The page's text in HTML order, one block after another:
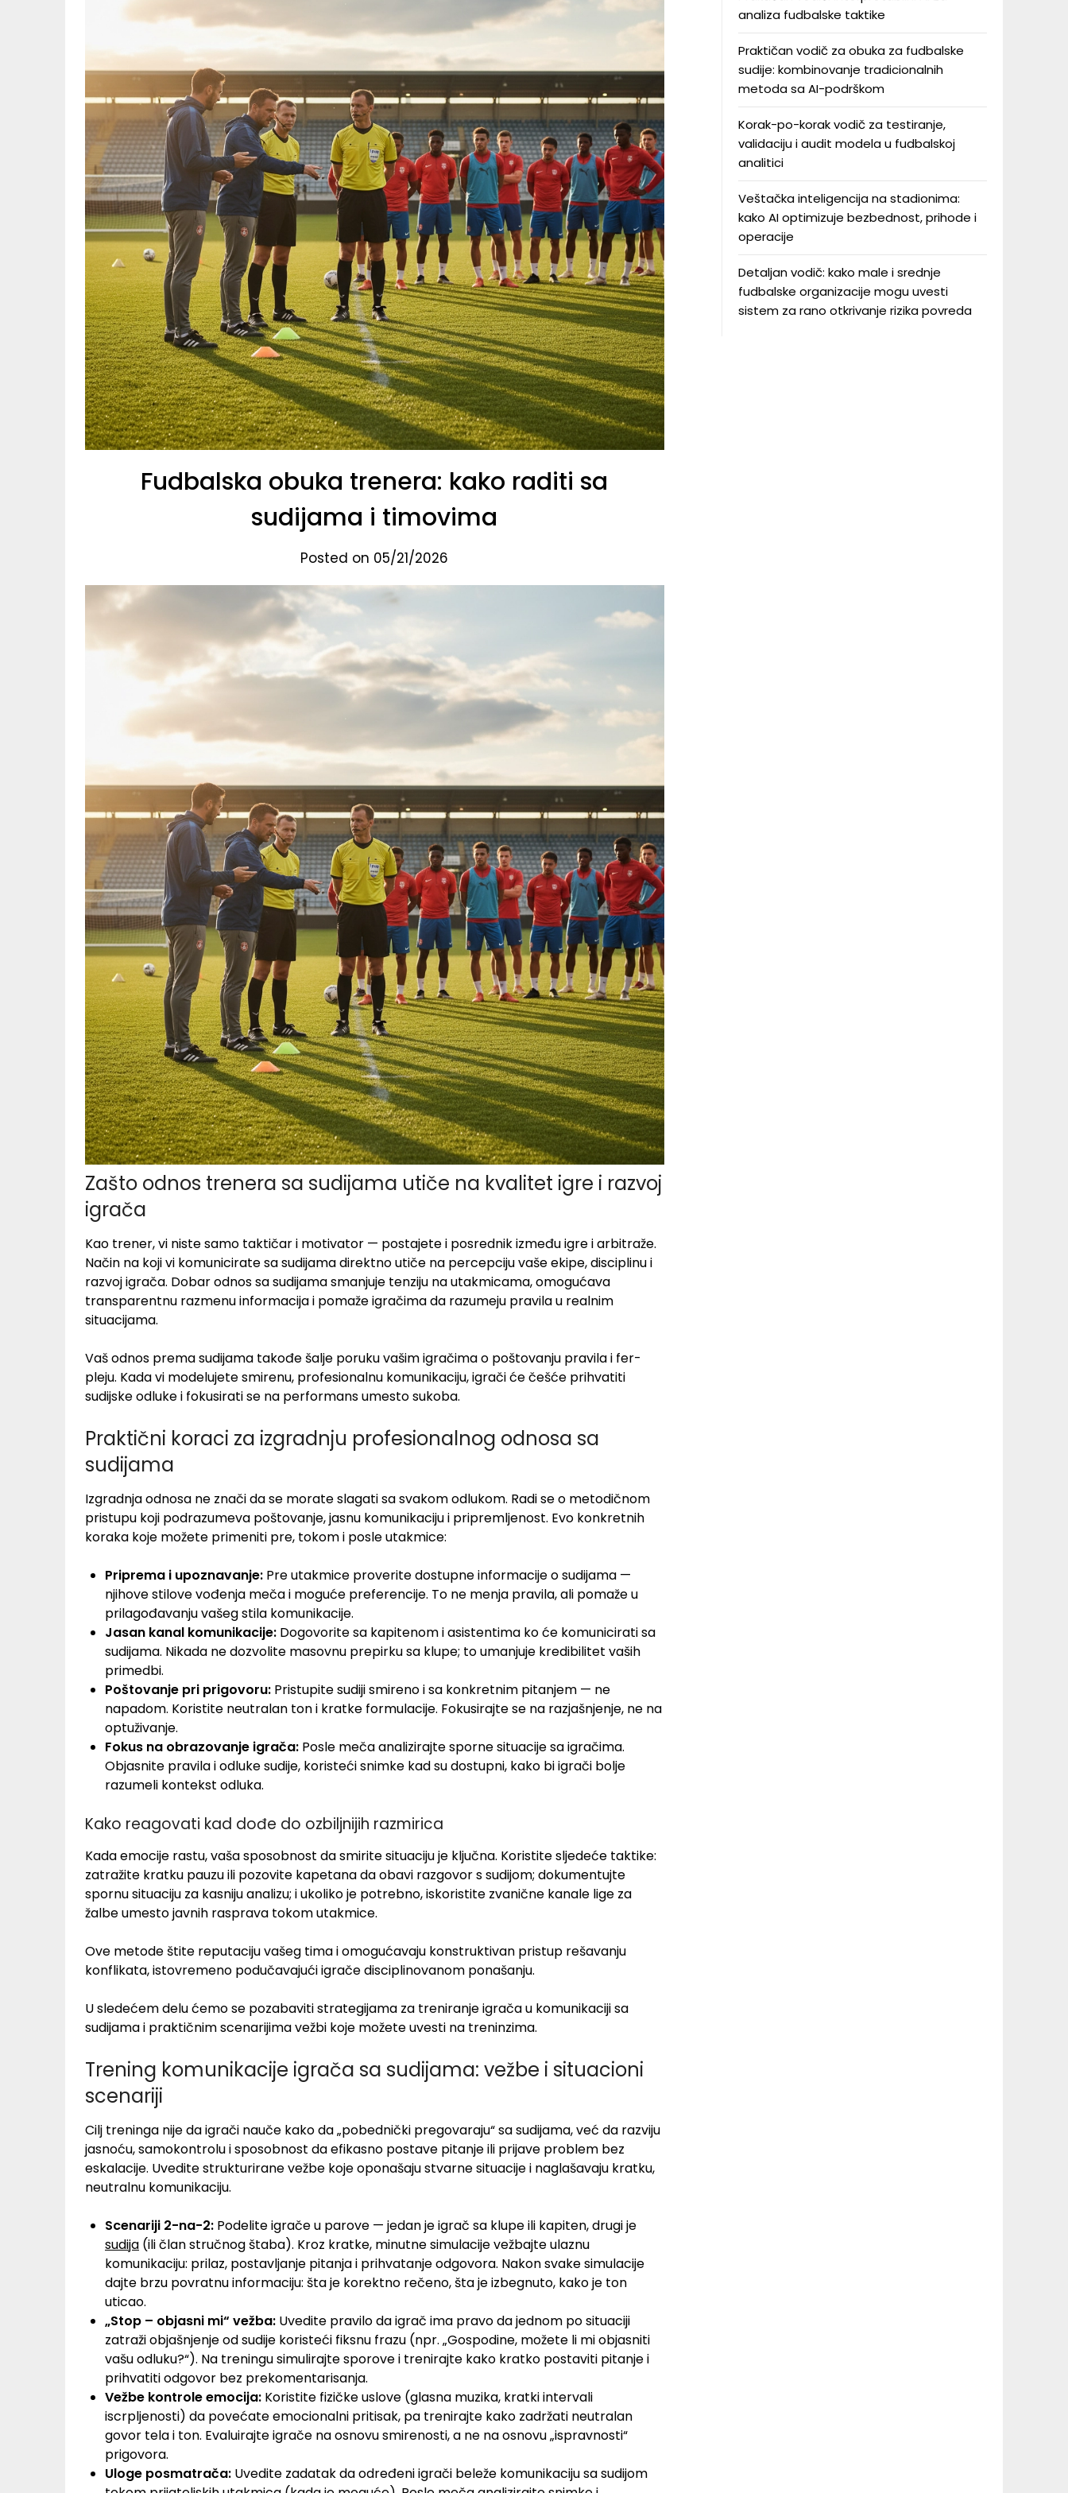
Fudbalska obuka trenera: kako raditi sa
sudijama i timovima
Posted on 05/21/2026
Zašto odnos trenera sa sudijama utiče na kvalitet igre i razvoj
igrača
Kao trener, vi niste samo taktičar i motivator — postajete i posrednik između igre i arbitraže.
Način na koji vi komunicirate sa sudijama direktno utiče na percepciju vaše ekipe, disciplinu i
razvoj igrača. Dobar odnos sa sudijama smanjuje tenziju na utakmicama, omogućava
transparentnu razmenu informacija i pomaže igračima da razumeju pravila u realnim
situacijama.
Vaš odnos prema sudijama takođe šalje poruku vašim igračima o poštovanju pravila i fer-
pleju. Kada vi modelujete smirenu, profesionalnu komunikaciju, igrači će češće prihvatiti
sudijske odluke i fokusirati se na performans umesto sukoba.
Praktični koraci za izgradnju profesionalnog odnosa sa
sudijama
Izgradnja odnosa ne znači da se morate slagati sa svakom odlukom. Radi se o metodičnom
pristupu koji podrazumeva poštovanje, jasnu komunikaciju i pripremljenost. Evo konkretnih
koraka koje možete primeniti pre, tokom i posle utakmice:
Priprema i upoznavanje: Pre utakmice proverite dostupne informacije o sudijama —
njihove stilove vođenja meča i moguće preferencije. To ne menja pravila, ali pomaže u
prilagođavanju vašeg stila komunikacije.
Jasan kanal komunikacije: Dogovorite sa kapitenom i asistentima ko će komunicirati sa
sudijama. Nikada ne dozvolite masovnu prepirku sa klupe; to umanjuje kredibilitet vaših
primedbi.
Poštovanje pri prigovoru: Pristupite sudiji smireno i sa konkretnim pitanjem — ne
napadom. Koristite neutralan ton i kratke formulacije. Fokusirajte se na razjašnjenje, ne na
optuživanje.
Fokus na obrazovanje igrača: Posle meča analizirajte sporne situacije sa igračima.
Objasnite pravila i odluke sudije, koristeći snimke kad su dostupni, kako bi igrači bolje
razumeli kontekst odluka.
Kako reagovati kad dođe do ozbiljnijih razmirica
Kada emocije rastu, vaša sposobnost da smirite situaciju je ključna. Koristite sljedeće taktike:
zatražite kratku pauzu ili pozovite kapetana da obavi razgovor s sudijom; dokumentujte
spornu situaciju za kasniju analizu; i ukoliko je potrebno, iskoristite zvanične kanale lige za
žalbe umesto javnih rasprava tokom utakmice.
Ove metode štite reputaciju vašeg tima i omogućavaju konstruktivan pristup rešavanju
konflikata, istovremeno podučavajući igrače disciplinovanom ponašanju.
U sledećem delu ćemo se pozabaviti strategijama za treniranje igrača u komunikaciji sa
sudijama i praktičnim scenarijima vežbi koje možete uvesti na treninzima.
Trening komunikacije igrača sa sudijama: vežbe i situacioni
scenariji
Cilj treninga nije da igrači nauče kako da „pobednički pregovaraju“ sa sudijama, već da razviju
jasnoću, samokontrolu i sposobnost da efikasno postave pitanje ili prijave problem bez
eskalacije. Uvedite strukturirane vežbe koje oponašaju stvarne situacije i naglašavaju kratku,
neutralnu komunikaciju.
Scenariji 2-na-2: Podelite igrače u parove — jedan je igrač sa klupe ili kapiten, drugi je
sudija (ili član stručnog štaba). Kroz kratke, minutne simulacije vežbajte ulaznu
komunikaciju: prilaz, postavljanje pitanja i prihvatanje odgovora. Nakon svake simulacije
dajte brzu povratnu informaciju: šta je korektno rečeno, šta je izbegnuto, kako je ton
uticao.
„Stop – objasni mi“ vežba: Uvedite pravilo da igrač ima pravo da jednom po situaciji
zatraži objašnjenje od sudije koristeći fiksnu frazu (npr. „Gospodine, možete li mi objasniti
vašu odluku?“). Na treningu simulirajte sporove i trenirajte kako kratko postaviti pitanje i
prihvatiti odgovor bez prekomentarisanja.
Vežbe kontrole emocija: Koristite fizičke uslove (glasna muzika, kratki intervali
iscrpljenosti) da povećate emocionalni pritisak, pa trenirajte kako zadržati neutralan
govor tela i ton. Evaluirajte igrače na osnovu smirenosti, a ne na osnovu „ispravnosti“
prigovora.
Uloge posmatrača: Uvedite zadatak da određeni igrači beleže komunikaciju sa sudijom
analiza fudbalske taktike
Praktičan vodič za obuka za fudbalske
sudije: kombinovanje tradicionalnih
metoda sa AI-podrškom
Korak-po-korak vodič za testiranje,
validaciju i audit modela u fudbalskoj
analitici
Veštačka inteligencija na stadionima:
kako AI optimizuje bezbednost, prihode i
operacije
Detaljan vodič: kako male i srednje
fudbalske organizacije mogu uvesti
sistem za rano otkrivanje rizika povreda